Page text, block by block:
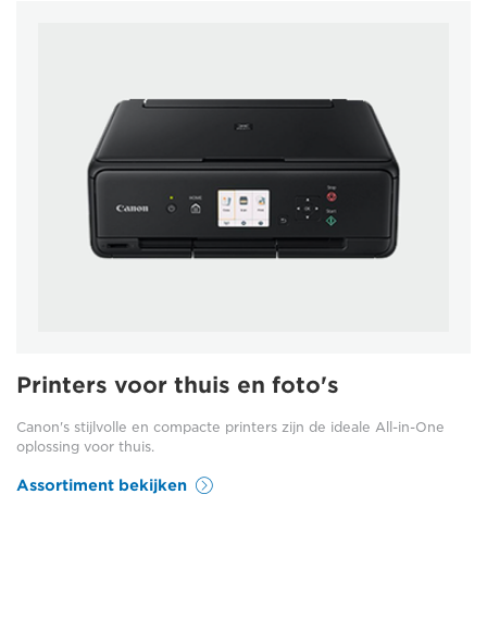
Printers voor thuis en foto's
Canon's stijlvolle en compacte printers zijn de ideale All-in-One
oplossing voor thuis.
Assortiment bekijken